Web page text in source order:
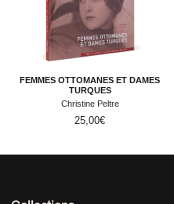
FEMMES OTTOMANES ET DAMES
TURQUES
Christine Peltre
25,00€